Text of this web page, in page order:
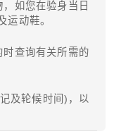
如您在验身当日
运动鞋。
查询有关所需的
及轮候时间)，以